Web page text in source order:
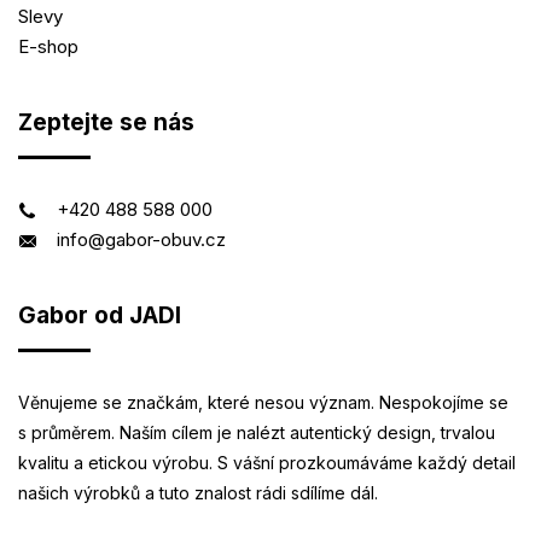
Slevy
E-shop
Zeptejte se nás
+420 488 588 000
info@gabor-obuv.cz
Gabor od JADI
Věnujeme se značkám, které nesou význam. Nespokojíme se
s průměrem. Naším cílem je nalézt autentický design, trvalou
kvalitu a etickou výrobu. S vášní prozkoumáváme každý detail
našich výrobků a tuto znalost rádi sdílíme dál.